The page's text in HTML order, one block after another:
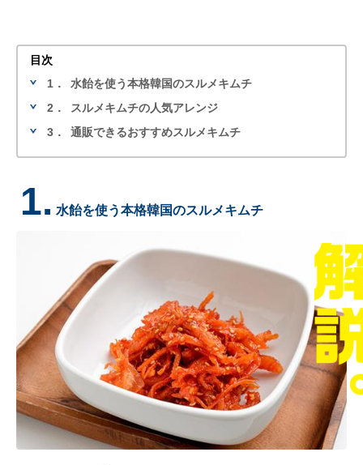
目次
1．
水飴を使う本格韓国のスルメキムチ
2．
スルメキムチの人気アレンジ
3．
通販できるおすすめスルメキムチ
1. 水飴を使う本格韓国のスルメキムチ